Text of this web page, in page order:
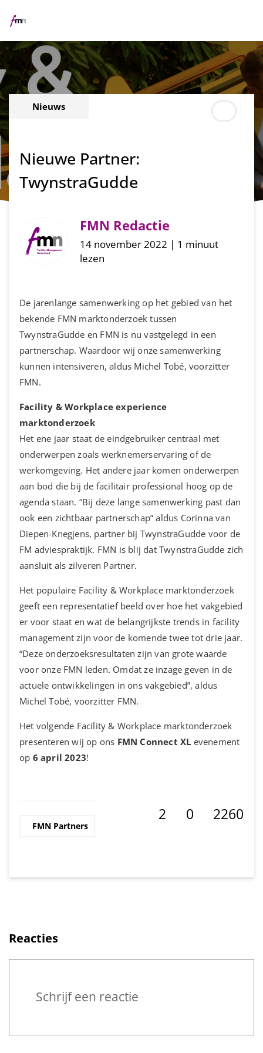
Nieuws
Nieuwe Partner:
TwynstraGudde
FMN Redactie
14 november 2022 | 1 minuut
lezen
De jarenlange samenwerking op het gebied van het
bekende FMN marktonderzoek tussen
TwynstraGudde en FMN is nu vastgelegd in een
partnerschap. Waardoor wij onze samenwerking
kunnen intensiveren, aldus Michel Tobé, voorzitter
FMN.
Facility & Workplace experience
marktonderzoek
Het ene jaar staat de eindgebruiker centraal met
onderwerpen zoals werknemerservaring of de
werkomgeving. Het andere jaar komen onderwerpen
aan bod die bij de facilitair professional hoog op de
agenda staan. “Bij deze lange samenwerking past dan
ook een zichtbaar partnerschap” aldus Corinna van
Diepen-Knegjens, partner bij TwynstraGudde voor de
FM adviespraktijk. FMN is blij dat TwynstraGudde zich
aansluit als zilveren Partner.
Het populaire Facility & Workplace marktonderzoek
geeft een representatief beeld over hoe het vakgebied
er voor staat en wat de belangrijkste trends in facility
management zijn voor de komende twee tot drie jaar.
“Deze onderzoeksresultaten zijn van grote waarde
voor onze FMN leden. Omdat ze inzage geven in de
actuele ontwikkelingen in ons vakgebied”, aldus
Michel Tobé, voorzitter FMN.
Het volgende Facility & Workplace marktonderzoek
presenteren wij op ons FMN Connect XL evenement
op 6 april 2023!
FMN Partners
2 0
2260
Reacties
Schrijf een reactie